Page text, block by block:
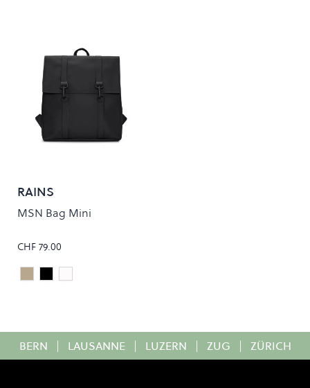
RAINS
MSN Bag Mini
CHF 79.00
Colour
BeigeBlackDAZE
BERN | LAUSANNE | LUZERN | ZUG | ZÜRICH